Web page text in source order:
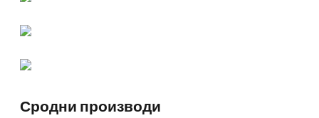
Сродни производи